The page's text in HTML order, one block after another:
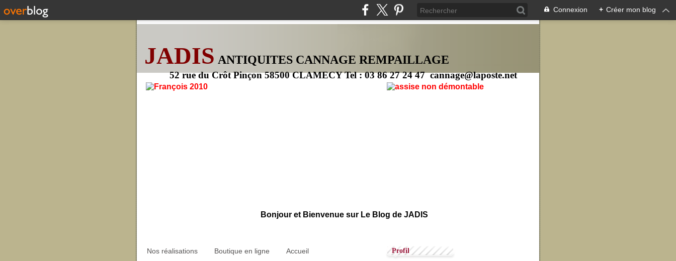
Connexion + Créer mon blog
JADIS ANTIQUITES CANNAGE REMPAILLAGE
52 rue du Crôt Pinçon 58500 CLAMECY Tel : 03 86 27 24 47 cannage@laposte.net
Bonjour et Bienvenue sur Le Blog de JADIS
Nos réalisations Boutique en ligne Accueil Profil